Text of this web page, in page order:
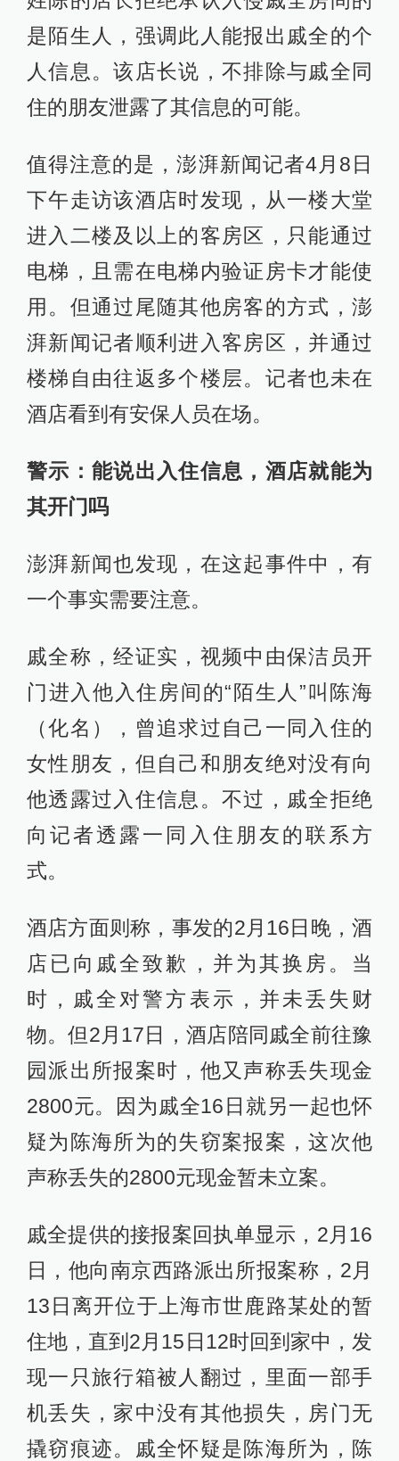
是陌生人，强调此人能报出戚全的个
人信息。该店长说，不排除与戚全同
住的朋友泄露了其信息的可能。
值得注意的是，澎湃新闻记者4月8日
下午走访该酒店时发现，从一楼大堂
进入二楼及以上的客房区，只能通过
电梯，且需在电梯内验证房卡才能使
用。但通过尾随其他房客的方式，澎
湃新闻记者顺利进入客房区，并通过
楼梯自由往返多个楼层。记者也未在
酒店看到有安保人员在场。
警示：能说出入住信息，酒店就能为
其开门吗
澎湃新闻也发现，在这起事件中，有
一个事实需要注意。
戚全称，经证实，视频中由保洁员开
门进入他入住房间的“陌生人”叫陈海
（化名），曾追求过自己一同入住的
女性朋友，但自己和朋友绝对没有向
他透露过入住信息。不过，戚全拒绝
向记者透露一同入住朋友的联系方
式。
酒店方面则称，事发的2月16日晚，酒
店已向戚全致歉，并为其换房。当
时，戚全对警方表示，并未丢失财
物。但2月17日，酒店陪同戚全前往豫
园派出所报案时，他又声称丢失现金
2800元。因为戚全16日就另一起也怀
疑为陈海所为的失窃案报案，这次他
声称丢失的2800元现金暂未立案。
戚全提供的接报案回执单显示，2月16
日，他向南京西路派出所报案称，2月
13日离开位于上海市世鹿路某处的暂
住地，直到2月15日12时回到家中，发
现一只旅行箱被人翻过，里面一部手
机丢失，家中没有其他损失，房门无
撬窃痕迹。戚全怀疑是陈海所为，陈